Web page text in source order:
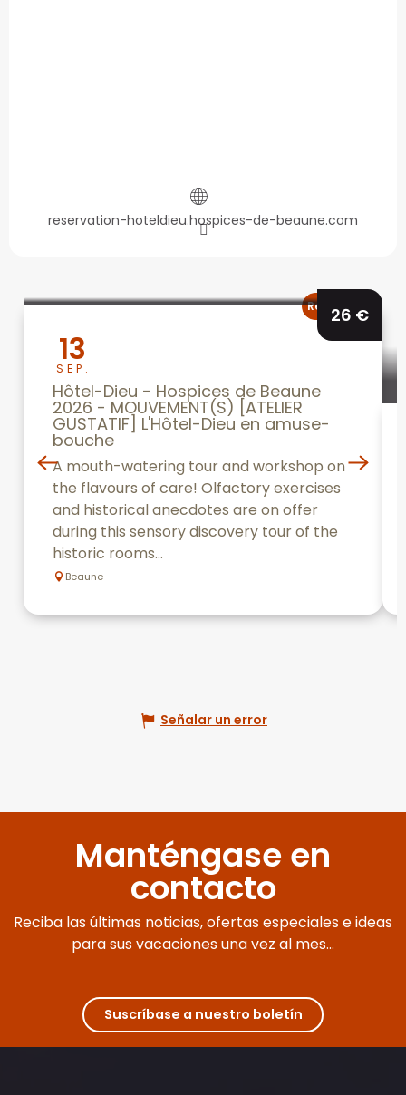
reservation-hoteldieu.hospices-de-beaune.com
26 €
13
SEP.
Hôtel-Dieu - Hospices de Beaune
2026 - MOUVEMENT(S) [ATELIER
GUSTATIF] L'Hôtel-Dieu en amuse-
bouche
A mouth-watering tour and workshop on
the flavours of care! Olfactory exercises
and historical anecdotes are on offer
during this sensory discovery tour of the
historic rooms...
Beaune
Reservable
Señalar un error
Manténgase en
contacto
Reciba las últimas noticias, ofertas especiales e ideas
para sus vacaciones una vez al mes...
Suscríbase a nuestro boletín